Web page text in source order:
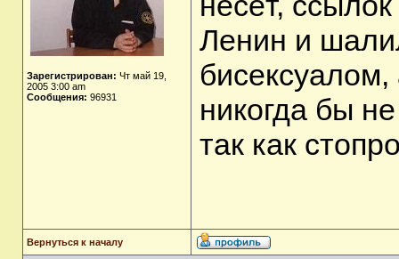
Зарегистрирован: Чт май 19,
2005 3:00 am
Сообщения: 96931
Ленин и
никогда бы
так как
Вернуться к началу